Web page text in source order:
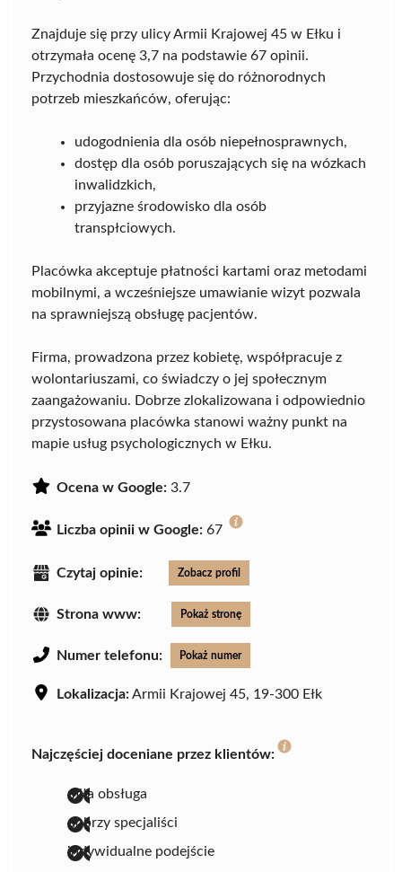
Znajduje się przy ulicy Armii Krajowej 45 w Ełku i
otrzymała ocenę 3,7 na podstawie 67 opinii.
Przychodnia dostosowuje się do różnorodnych
potrzeb mieszkańców, oferując:
udogodnienia dla osób niepełnosprawnych,
dostęp dla osób poruszających się na wózkach
inwalidzkich,
przyjazne środowisko dla osób
transpłciowych.
Placówka akceptuje płatności kartami oraz metodami
mobilnymi, a wcześniejsze umawianie wizyt pozwala
na sprawniejszą obsługę pacjentów.
Firma, prowadzona przez kobietę, współpracuje z
wolontariuszami, co świadczy o jej społecznym
zaangażowaniu. Dobrze zlokalizowana i odpowiednio
przystosowana placówka stanowi ważny punkt na
mapie usług psychologicznych w Ełku.
Ocena w Google: 3.7
Liczba opinii w Google: 67
Czytaj opinie: Zobacz profil
Strona www: Pokaż stronę
Numer telefonu: Pokaż numer
Lokalizacja:Armii Krajowej 45, 19-300 Ełk
Najczęściej doceniane przez klientów:
miła obsługa
dobrzy specjaliści
indywidualne podejście